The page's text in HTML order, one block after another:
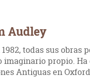
Audley
todas sus obras
imaginario propio.
Antiguas en